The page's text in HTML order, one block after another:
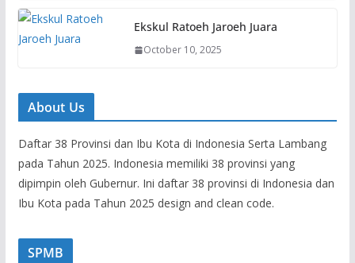
Ekskul Ratoeh Jaroeh Juara
October 10, 2025
About Us
Daftar 38 Provinsi dan Ibu Kota di Indonesia Serta Lambang
pada Tahun 2025. Indonesia memiliki 38 provinsi yang
dipimpin oleh Gubernur. Ini daftar 38 provinsi di Indonesia dan
Ibu Kota pada Tahun 2025 design and clean code.
SPMB